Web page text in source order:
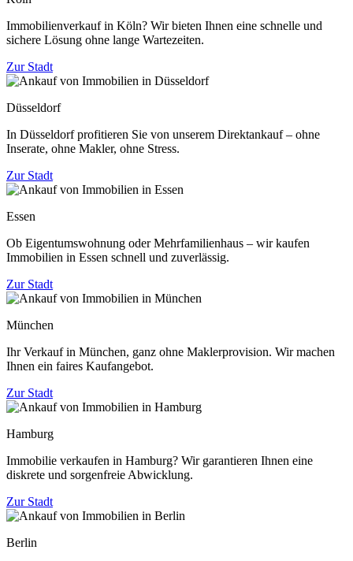
Immobilienverkauf in Köln? Wir bieten Ihnen eine schnelle und
sichere Lösung ohne lange Wartezeiten.
Zur Stadt
Düsseldorf
In Düsseldorf profitieren Sie von unserem Direktankauf – ohne
Inserate, ohne Makler, ohne Stress.
Zur Stadt
Essen
Ob Eigentumswohnung oder Mehrfamilienhaus – wir kaufen
Immobilien in Essen schnell und zuverlässig.
Zur Stadt
München
Ihr Verkauf in München, ganz ohne Maklerprovision. Wir machen
Ihnen ein faires Kaufangebot.
Zur Stadt
Hamburg
Immobilie verkaufen in Hamburg? Wir garantieren Ihnen eine
diskrete und sorgenfreie Abwicklung.
Zur Stadt
Berlin